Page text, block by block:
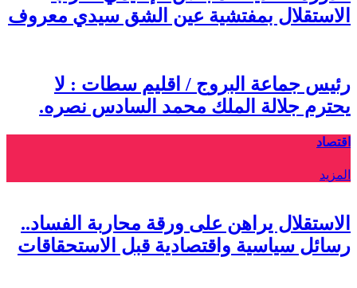
الاستقلال بمفتشية عين الشق سيدي معروف
رئيس جماعة البروج / اقليم سطات : لا
يحترم جلالة الملك محمد السادس نصره.
اقتصاد
المزيد
الاستقلال يراهن على ورقة محاربة الفساد..
رسائل سياسية واقتصادية قبل الاستحقاقات